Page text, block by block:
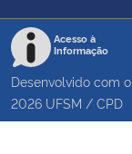
Acesso à
Informação
Desenvolvido com
2026 UFSM / CPD